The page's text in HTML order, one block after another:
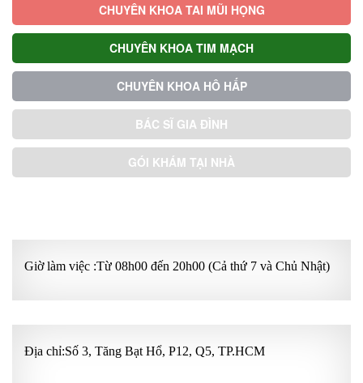
CHUYÊN KHOA TAI MŨI HỌNG
CHUYÊN KHOA TIM MẠCH
CHUYÊN KHOA HÔ HẤP
BÁC SĨ GIA ĐÌNH
GÓI KHÁM TẠI NHÀ
Giờ làm việc :Từ 08h00 đến 20h00 (Cả thứ 7 và Chủ Nhật)
Địa chỉ:Số 3, Tăng Bạt Hổ, P12, Q5, TP.HCM